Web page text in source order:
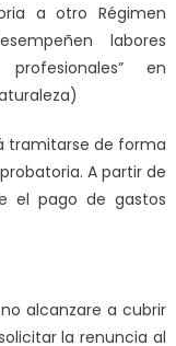
a otro Régimen
labores
en
tramitarse de forma
A partir de
el pago de gastos
alcanzare a cubrir
la renuncia al